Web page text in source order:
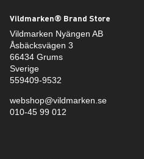
Vildmarken® Brand Store
Vildmarken Nyängen AB
Åsbäcksvägen 3
66434 Grums
Sverige
559409-9532
webshop@vildmarken.se
010-45 99 012